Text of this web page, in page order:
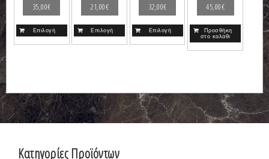
35,00€
Επιλογή
21,00€
Επιλογή
32,00€
Επιλογή
45,00€
Προσθήκη
στο καλάθι
Κατηγορίες Προϊόντων